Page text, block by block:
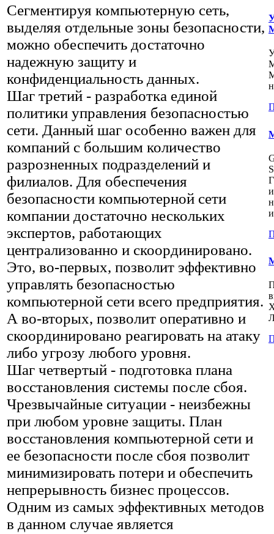
Сегментируя компьютерную сеть,
выделяя отдельные зоны безопасности,
можно обеспечить достаточно
надежную защиту и
конфиденциальность данных.
Шаг третий - разработка единой
политики управления безопасностью
сети. Данный шаг особенно важен для
компаний с большим количество
разрозненных подразделений и
филиалов. Для обеспечения
безопасности компьютерной сети
компании достаточно нескольких
экспертов, работающих
централизованно и скоординировано.
Это, во-первых, позволит эффективно
управлять безопасностью
компьютерной сети всего предприятия.
А во-вторых, позволит оперативно и
скоординировано реагировать на атаку
либо угрозу любого уровня.
Шаг четвертый - подготовка плана
восстановления системы после сбоя.
Чрезвычайные ситуации - неизбежны
при любом уровне защиты. План
восстановления компьютерной сети и
ее безопасности после сбоя позволит
минимизировать потери и обеспечить
непрерывность бизнес процессов.
Одним из самых эффективных методов
в данном случае является